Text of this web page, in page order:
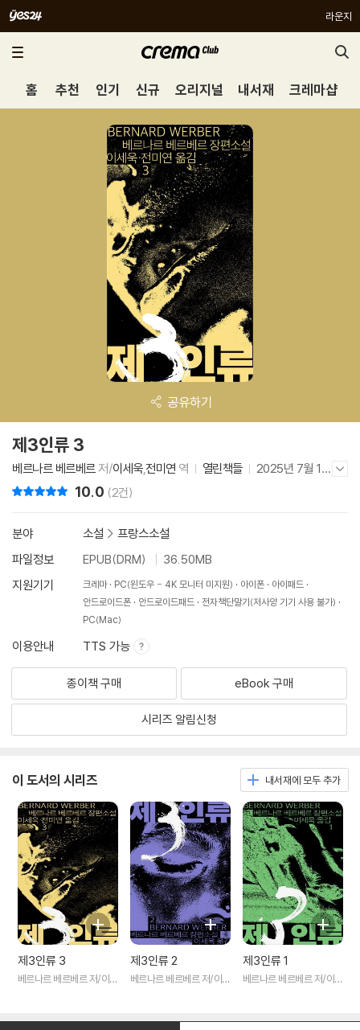
라운지
홈 추천 인기 신규 오리지널 내서재 크레마샵
공유하기
제3인류 3
베르나르 베르베르 저/이세욱,전미연 역 열린책들
2025년 7월 16
일
10.0 (2건)
분야 소설 > 프랑스소설
파일정보
EPUB(DRM)
36.50MB
지원기기
크레마 PC(윈도우 - 4K 모니터 미지원) 아이폰
아이패드
안드로이드폰
안드로이드패드
전자책단말기(저사양 기기 사용 불가)
PC(Mac)
이용안내 TTS 가능
종이책 구매 eBook 구매
시리즈 알림신청
이 도서의 시리즈 내서재에 모두 추가
제3인류 3
베르나르 베르베르 저/이세
제3인류 2
베르나르 베르베르 저/이세
제3인류 1
베르나르 베르베르 저/이세